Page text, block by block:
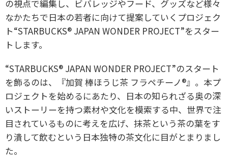
の視点で編集し、ビバレッジやフード、グッズなど様々
なかたちで日本の若者に向けて提案していくプロジェク
ト“STARBUCKS® JAPAN WONDER PROJECT”をスター
トします。
“STARBUCKS® JAPAN WONDER PROJECT”のスタート
を飾るのは、『加賀 棒ほうじ茶 フラペチーノ®』。本プ
ロジェクトを始めるにあたり、日本の知られざる奥の深
いストーリーを持つ素材や文化を模索する中、世界で注
目されているものに考えを広げ、抹茶という茶の葉をす
り潰して飲むという日本独特の茶文化に目がとまりまし
た。